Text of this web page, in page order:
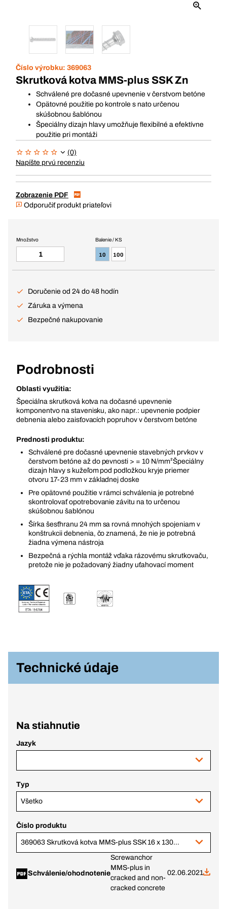
Číslo výrobku: 369063
Skrutková kotva MMS-plus SSK Zn
Schválené pre dočasné upevnenie v čerstvom betóne
Opätovné použitie po kontrole s nato určenou
skúšobnou šablónou
Špeciálny dizajn hlavy umožňuje flexibilné a efektívne
použitie pri montáži
(0)
Napíšte prvú recenziu
Zobrazenie PDF
Odporučiť produkt priateľovi
Balenie / KS
10 100
Množstvo
Doručenie od 24 do 48 hodín
Záruka a výmena
Bezpečné nakupovanie
Podrobnosti
Oblasti využitia:
Špeciálna skrutková kotva na dočasné upevnenie
komponentvo na stavenisku, ako napr.: upevnenie podpier
debnenia alebo zaisťovacích popruhov v čerstvom betóne
Prednosti produktu:
Schválené pre dočasné upevnenie stavebných prvkov v
čerstvom betóne až do pevnosti > = 10 N/mm²Špeciálny
dizajn hlavy s kužeľom pod podložkou kryje priemer
otvoru 17-23 mm v základnej doske
Pre opätovné použitie v rámci schválenia je potrebné
skontrolovať opotrebovanie závitu na to určenou
skúšobnou šablónou
Šírka šesťhranu 24 mm sa rovná mnohých spojeniam v
konštrukcii debnenia, čo znamená, že nie je potrebná
žiadna výmena nástroja
Bezpečná a rýchla montáž vďaka rázovému skrutkovaču,
pretože nie je požadovaný žiadny uťahovací moment
Technické údaje
Na stiahnutie
Jazyk
Typ
Všetko
Číslo produktu
369063 Skrutková kotva MMS-plus SSK 16 x 130 mm, veľ. kľúča 24, Zn
Schválenie/ohodnotenie
Screwanchor
MMS-plus in
cracked and non-
cracked concrete
02.06.2021